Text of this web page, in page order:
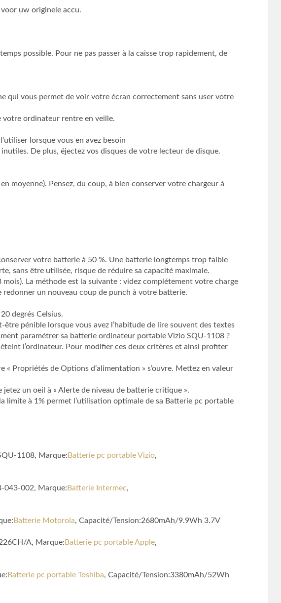
uw originele accu.
possible. Pour ne pas passer à la caisse trop rapidement, de
qui vous permet de voir votre écran correctement sans user votre
votre ordinateur rentre en veille.
lorsque vous en avez besoin
De plus, éjectez vos disques de votre lecteur de disque.
moyenne). Pensez, du coup, à bien conserver votre chargeur à
votre batterie à 50 %. Une batterie longtemps trop faible
sans être utilisée, risque de réduire sa capacité maximale.
La méthode est la suivante : videz complétement votre charge
redonner un nouveau coup de punch à votre batterie.
degrés Celsius.
pénible lorsque vous avez l’habitude de lire souvent des textes
paramétrer sa batterie ordinateur portable Vizio SQU-1108 ?
l’ordinateur. Pour modifier ces deux critères et ainsi profiter
Propriétés de Options d’alimentation » s’ouvre. Mettez en valeur
un oeil à « Alerte de niveau de batterie critique ».
limite à 1% permet l’utilisation optimale de sa Batterie pc portable
1108, Marque: Batterie pc portable Vizio,
043-002, Marque: Batterie Intermec,
Batterie Motorola, Capacité/Tension:2680mAh/9.9Wh 3.7V
A, Marque: Batterie pc portable Apple,
Batterie pc portable Toshiba, Capacité/Tension:3380mAh/52Wh